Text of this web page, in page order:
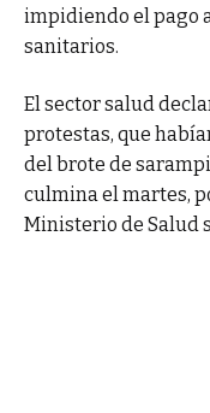
impidiendo el pago
sanitarios.
El sector salud
protestas, que
del brote de
culmina el martes,
Ministerio de Salud